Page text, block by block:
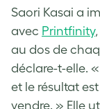
Saori Kasai a
avec Printfinity
au dos de
déclare-t-elle. «
et le résultat
vendre. » Elle